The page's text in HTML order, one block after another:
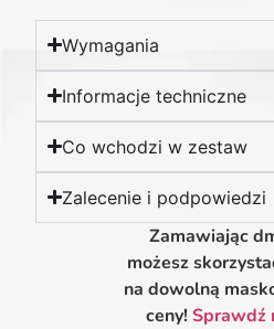
Wymagania
Informacje techniczne
Co wchodzi w zestaw
Zalecenie i podpowiedzi
Zamawiając
możesz
na dowolną
ceny! Sprawdź